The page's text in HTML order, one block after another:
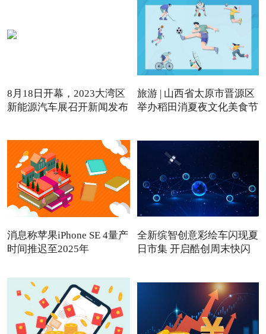
8月18日开幕，2023大湾区
新能源汽车展召开新闻发布
旅游 | 山西省太原市晋源区
举办稻田消夏夜文化美食节
消息称苹果iPhone SE 4量产
时间推迟至2025年
全新缤智创意彩绘车闪现夏
日市集 开启酷创周末快闪